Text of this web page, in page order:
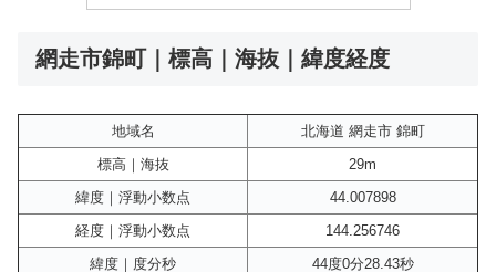
網走市錦町｜標高｜海抜｜緯度経度
地域名
北海道 網走市 錦町
標高｜海抜
29m
緯度｜浮動小数点
44.007898
経度｜浮動小数点
144.256746
緯度｜度分秒
44度0分28.43秒